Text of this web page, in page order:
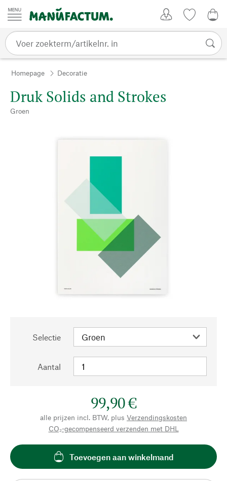
Passer au contenu
Homepage Decoratie
Druk Solids and Strokes
Groen
Selectie
Aantal
99,90 €
alle prijzen incl. BTW, plus Verzendingskosten
CO₂-gecompenseerd verzenden met DHL
Toevoegen aan winkelmand